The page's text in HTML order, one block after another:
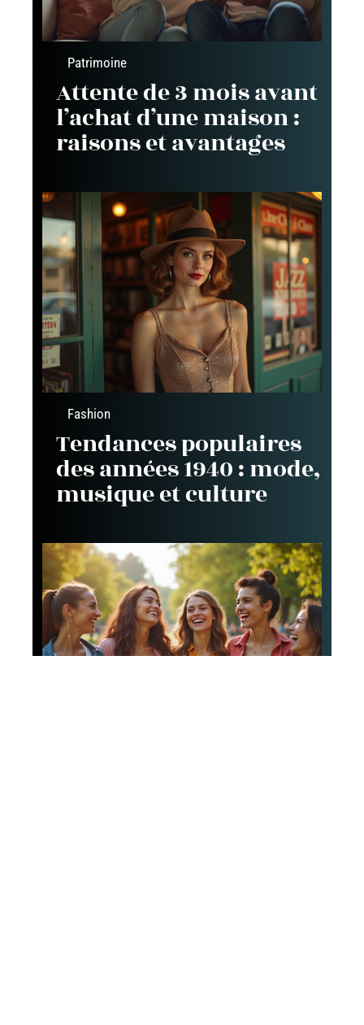
Patrimoine
Attente de 3 mois avant
l’achat d’une maison :
raisons et avantages
Fashion
Tendances populaires
des années 1940 : mode,
musique et culture